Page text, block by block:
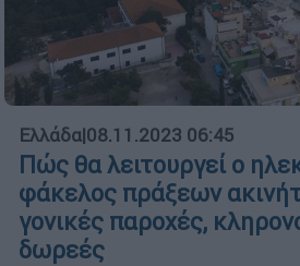
Ελλάδα|08.11.2023 06:45
Πώς θα λειτουργεί ο
φάκελος πράξεων
γονικές παροχές,
δωρεές